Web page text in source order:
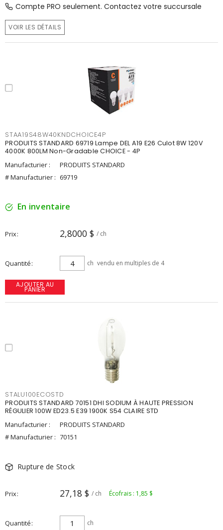
Compte PRO seulement. Contactez votre succursale
VOIR LES DÉTAILS
STAA19S48W40KNDCHOICE4P
PRODUITS STANDARD 69719 Lampe DEL A19 E26 Culot 8W 120V
4000K 800LM Non-Gradable CHOICE - 4P
Manufacturier :
PRODUITS STANDARD
# Manufacturier : 69719
En inventaire
Prix 2,8000 $ / ch
Quantité ch vendu en multiples de 4
AJOUTER AU
PANIER
STALU100ECOSTD
PRODUITS STANDARD 70151 DHI SODIUM À HAUTE PRESSION
RÉGULIER 100W ED23.5 E39 1900K S54 CLAIRE STD
Manufacturier :
PRODUITS STANDARD
# Manufacturier : 70151
Rupture de Stock
Prix 27,18 $ / ch Écofrais : 1,85 $
Quantité ch